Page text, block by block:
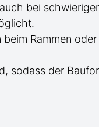
bei
.
Rammen oder
sodass der